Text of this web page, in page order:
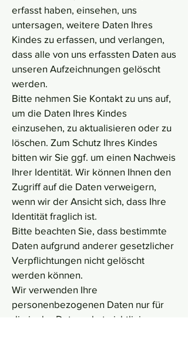
erfasst haben, einsehen, uns
untersagen, weitere Daten Ihres
Kindes zu erfassen, und verlangen,
dass alle von uns erfassten Daten aus
unseren Aufzeichnungen gelöscht
werden.
Bitte nehmen Sie Kontakt zu uns auf,
um die Daten Ihres Kindes
einzusehen, zu aktualisieren oder zu
löschen. Zum Schutz Ihres Kindes
bitten wir Sie ggf. um einen Nachweis
Ihrer Identität. Wir können Ihnen den
Zugriff auf die Daten verweigern,
wenn wir der Ansicht sich, dass Ihre
Identität fraglich ist.
Bitte beachten Sie, dass bestimmte
Daten aufgrund anderer gesetzlicher
Verpflichtungen nicht gelöscht
werden können.
Wir verwenden Ihre
personenbezogenen Daten nur für
die in der Datenschutzrichtlinie